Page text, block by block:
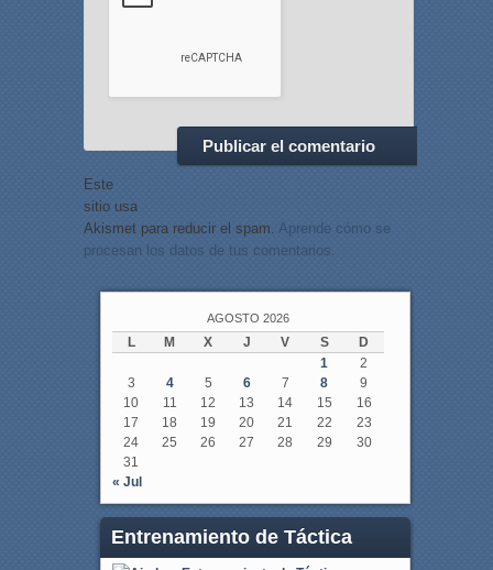
Este
sitio usa
Akismet para reducir el spam. Aprende cómo se
procesan los datos de tus comentarios.
AGOSTO 2026
L M X J V S
D
1
2
3
4 5 6 7 8
9
10
11 12 13 14 15
16
17
18 19 20 21 22
23
24
25 26 27 28 29
30
31
« Jul
Entrenamiento de Táctica